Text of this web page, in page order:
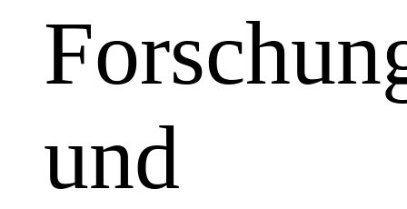
und